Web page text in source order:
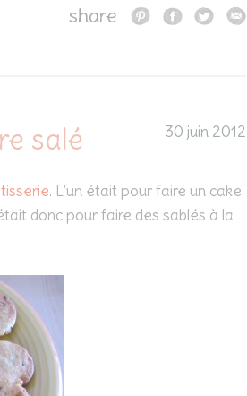
share
salé 30 juin 2012
. L’un était pour faire un cake
donc pour faire des sablés à la